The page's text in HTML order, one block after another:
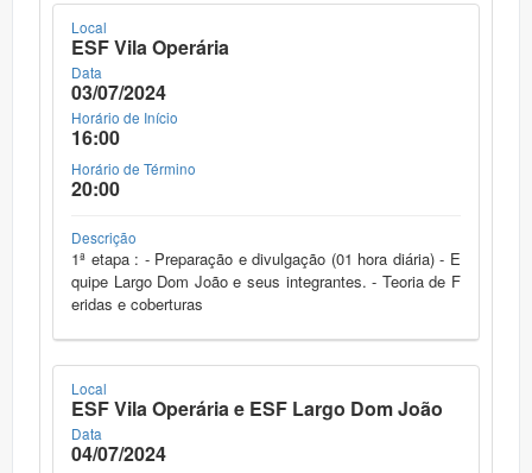
Local
ESF Vila Operária
Data
03/07/2024
Horário de Início
16:00
Horário de Término
20:00
Descrição
1ª etapa : - Preparação e divulgação (01 hora diária) - E
quipe Largo Dom João e seus integrantes. - Teoria de F
eridas e coberturas
Local
ESF Vila Operária e ESF Largo Dom João
Data
04/07/2024